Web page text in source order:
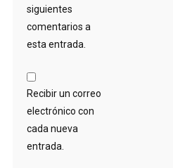
siguientes
comentarios a
esta entrada.
Recibir un correo
electrónico con
cada nueva
entrada.